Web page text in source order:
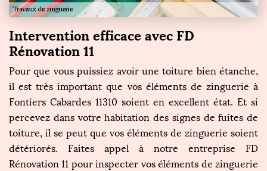
Intervention efficace avec FD
Rénovation 11
Pour que vous puissiez avoir une toiture bien étanche,
il est très important que vos éléments de zinguerie à
Fontiers Cabardes 11310 soient en excellent état. Et si
percevez dans votre habitation des signes de fuites de
toiture, il se peut que vos éléments de zinguerie soient
détériorés. Faites appel à notre entreprise FD
Rénovation 11 pour inspecter vos éléments de zinguerie